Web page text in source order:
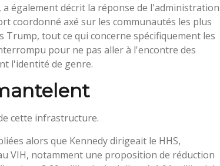
a également décrit la réponse de l'administration
coordonné axé sur les communautés les plus
Trump, tout ce qui concerne spécifiquement les
pour ne pas aller à l'encontre des
l'identité de genre.
cette infrastructure.
alors que Kennedy dirigeait le HHS,
VIH, notamment une proposition de réduction